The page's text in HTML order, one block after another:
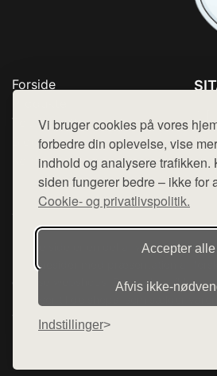
Vi bruger cookies på vores
forbedre din oplevelse, vise
indhold og analysere trafikken.
siden fungerer bedre – ikke for
Cookie- og privatlivspolitik.
Accepter alle
Afvis
Indstillinger
Forside
Top Rabatter
Blog
Kontakt
Denne side er en del af want.dk, der
hjemmesider med præsentation af
diverse webshops. Der sælges ikke
henviser til de shops, som sælger
varerne på lager.